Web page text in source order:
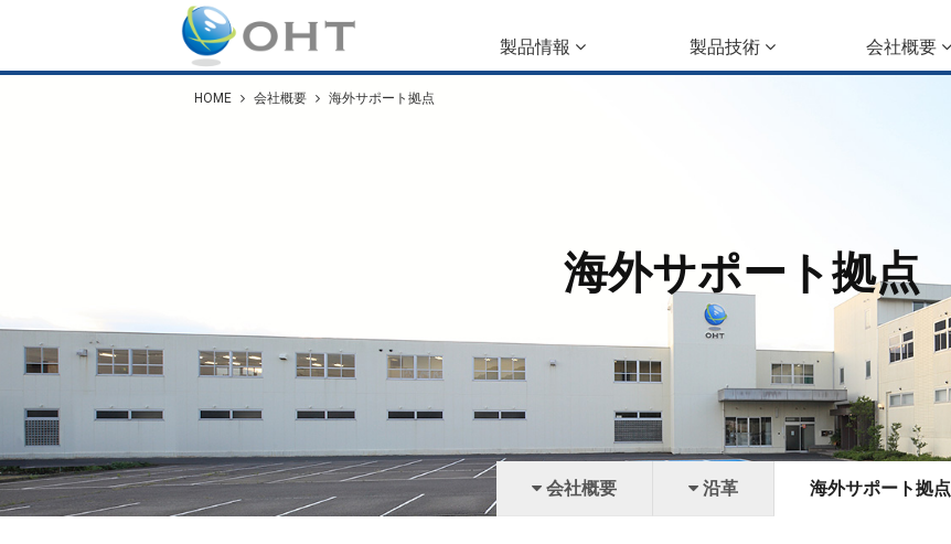
製品情報 製品技術 会社概要
HOME 会社概要 海外サポート拠点
海外サポート拠点
会社概要 沿革 海外サポート拠点